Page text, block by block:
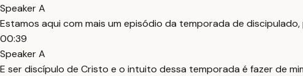
Speaker A
Estamos aqui com mais um episódio da temporada de
00:39
Speaker A
E ser discípulo de Cristo e o intuito dessa temporada é fazer de